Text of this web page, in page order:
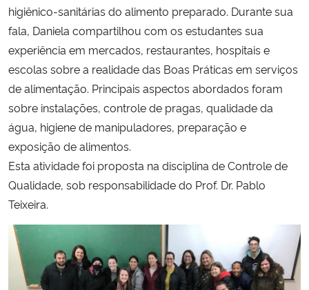
Ministério da Mulher, da Família e dos Direitos Humanos
Secretaria-Geral
Secretaria de Governo
Gabinete de Segurança Institucional
Advocacia-Geral da União
Banco Central do Brasil
Planalto
higiênico-sanitárias do alimento preparado. Durante sua
fala, Daniela compartilhou com os estudantes sua
experiência em mercados, restaurantes, hospitais e
escolas sobre a realidade das Boas Práticas em serviços
de alimentação. Principais aspectos abordados foram
sobre instalações, controle de pragas, qualidade da
água, higiene de manipuladores, preparação e
exposição de alimentos.
Esta atividade foi proposta na disciplina de Controle de
Qualidade, sob responsabilidade do Prof. Dr. Pablo
Teixeira.